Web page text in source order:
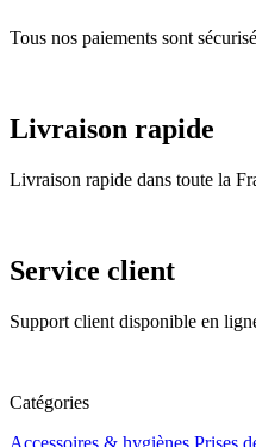
Tous nos paiements sont
Livraison rapide
Livraison rapide dans toute la
Service client
Support client disponible en
Catégories
Accessoires & hygiènes Prises